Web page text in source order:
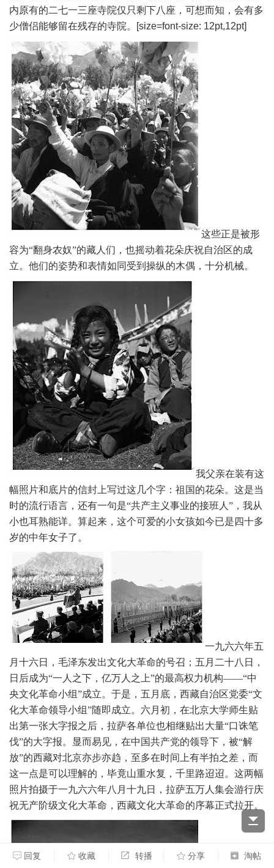
内原有的二七一三座寺院仅只剩下八座，可想而知，会有多
少僧侣能够留在残存的寺院。
[size=font-size: 12pt,12pt]
这些正是被形
容为“翻身农奴”的藏人们，也摇动着花朵庆祝自治区的成
立。他们的姿势和表情如同受到操纵的木偶，十分机械。
我父亲在装有这
幅照片和底片的信封上写过这几个字：祖国的花朵。这是当
时的流行语言，还有一句是“共产主义事业的接班人”，我从
小也耳熟能详。 算起来，这个可爱的小女孩如今已是四十多
岁的中年女子了。
一九六六年五
月十六日
，毛泽东发出文化大革命的号召；五月二十八日，
日后成为“一人之下，亿万人之上”的最高权力机构——“中
央文化革命小组”成立。于是，五月底，西藏自治区党委“文
化大革命领导小组”随即成立。六月初，在北京大学师生贴
出第一张大字报之后，拉萨各单位也相继贴出大量“口诛笔
伐”的大字报。显而易见，在中国共产党的领导下，被“解
放”的西藏对北京亦步亦趋，至多在时间上有半拍之差，而
这一点是可以理解的，毕竟山重水复，千里路迢迢。 这两幅
照片拍摄于一九六六年八月十九日，拉萨五万人集会游行庆
祝无产阶级文化大革命，西藏文化大革命的序幕正式拉开。
回复 收藏 转播 分享 淘帖